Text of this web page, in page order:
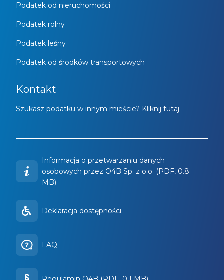
Podatek od nieruchomości
Podatek rolny
Podatek leśny
Podatek od środków transportowych
Kontakt
Szukasz podatku w innym mieście? Kliknij tutaj
Informacja o przetwarzaniu danych
osobowych przez O4B Sp. z o.o. (PDF, 0.8
MB)
Deklaracja dostępności
FAQ